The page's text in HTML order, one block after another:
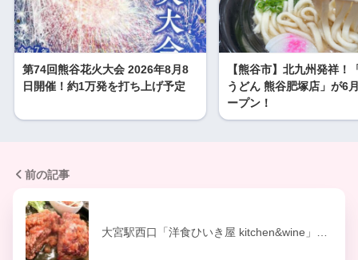
第74回熊谷花火大会 2026年8月8
日開催！約1万発を打ち上げ予定
【熊谷市】北九州発祥！
うどん 熊谷肥塚店」が6
ープン！
前の記事
大宮駅西口「洋食ひいき屋 kitchen&wine」…